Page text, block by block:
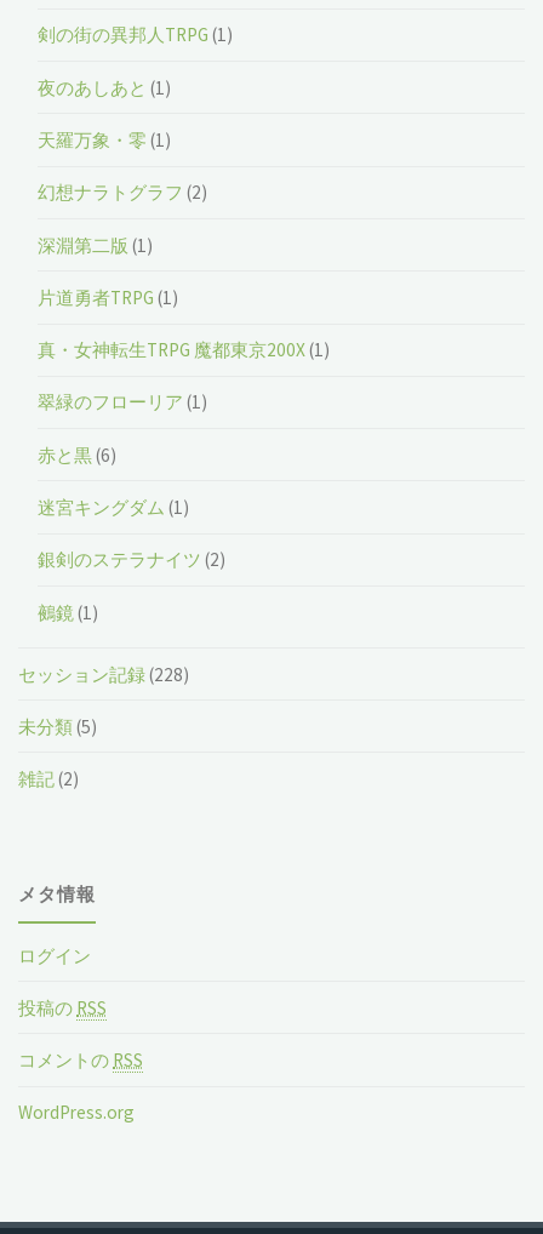
剣の街の異邦人TRPG (1)
夜のあしあと (1)
天羅万象・零 (1)
幻想ナラトグラフ (2)
深淵第二版 (1)
片道勇者TRPG (1)
真・女神転生TRPG 魔都東京200X(1)
翠緑のフローリア (1)
赤と黒(6)
迷宮キングダム (1)
銀剣のステラナイツ (2)
鵺鏡(1)
セッション記録(228)
未分類(5)
雑記(2)
メタ情報
ログイン
投稿の RSS
コメントの RSS
WordPress.org